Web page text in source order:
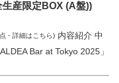
産限定BOX (A盤))
点 -詳細はこちら) 内容紹介 中
Bar at Tokyo 2025」